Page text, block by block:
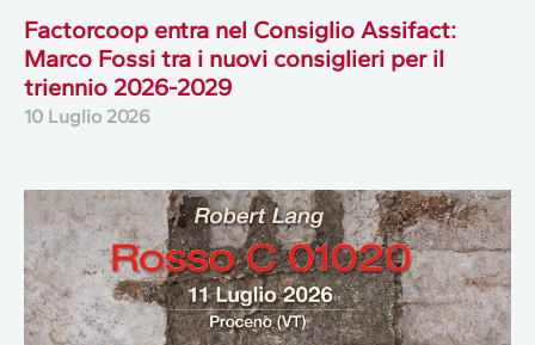
Factorcoop entra nel Consiglio Assifact:
Marco Fossi tra i nuovi consiglieri per il
triennio 2026-2029
10 Luglio 2026